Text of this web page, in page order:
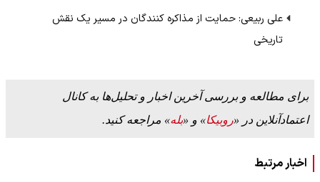
علی ربیعی: حمایت از مذاکره کنندگان در مسیر یک نقش
تاریخی
برای مطالعه و بررسی آخرین اخبار و تحلیل‌ها به کانال
اعتمادآنلاین در «روبیکا» و «بله» مراجعه کنید.
اخبار مرتبط